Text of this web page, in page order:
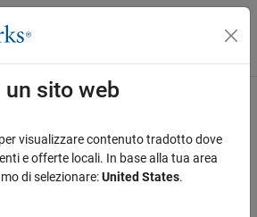
menu di navigazione
un sito web
visualizzare contenuto tradotto dove
e offerte locali. In base alla tua area
di selezionare:United States.